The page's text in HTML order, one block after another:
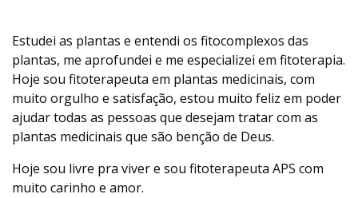
Estudei as plantas e entendi os fitocomplexos das
plantas, me aprofundei e me especializei em fitoterapia.
Hoje sou fitoterapeuta em plantas medicinais, com
muito orgulho e satisfação, estou muito feliz em poder
ajudar todas as pessoas que desejam tratar com as
plantas medicinais que são benção de Deus.
Hoje sou livre pra viver e sou fitoterapeuta APS com
muito carinho e amor.